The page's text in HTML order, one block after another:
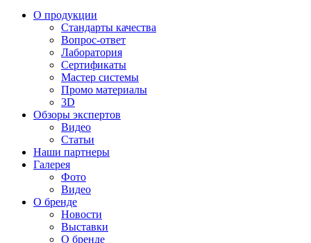
О продукции
Стандарты качества
Вопрос-ответ
Лаборатория
Сертификаты
Мастер системы
Промо материалы
3D
Обзоры экспертов
Видео
Статьи
Наши партнеры
Галерея
Фото
Видео
О бренде
Новости
Выставки
О бренде